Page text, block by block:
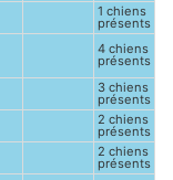
1 chiens
présents
4 chiens
présents
3 chiens
présents
2 chiens
présents
2 chiens
présents